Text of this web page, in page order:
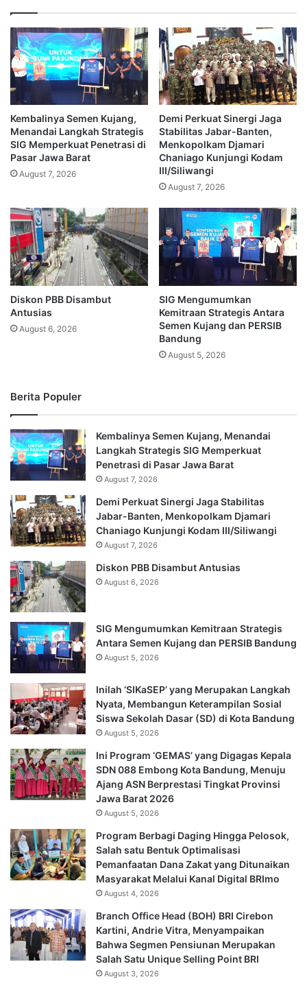
Kembalinya Semen Kujang,
Menandai Langkah Strategis
SIG Memperkuat Penetrasi di
Pasar Jawa Barat
August 7, 2026
Demi Perkuat Sinergi Jaga
Stabilitas Jabar-Banten,
Menkopolkam Djamari
Chaniago Kunjungi Kodam
III/Siliwangi
August 7, 2026
Diskon PBB Disambut
Antusias
August 6, 2026
SIG Mengumumkan
Kemitraan Strategis Antara
Semen Kujang dan PERSIB
Bandung
August 5, 2026
Berita Populer
Kembalinya Semen Kujang, Menandai
Langkah Strategis SIG Memperkuat
Penetrasi di Pasar Jawa Barat
August 7, 2026
Demi Perkuat Sinergi Jaga Stabilitas
Jabar-Banten, Menkopolkam Djamari
Chaniago Kunjungi Kodam III/Siliwangi
August 7, 2026
Diskon PBB Disambut Antusias
August 6, 2026
SIG Mengumumkan Kemitraan Strategis
Antara Semen Kujang dan PERSIB Bandung
August 5, 2026
Inilah ‘SIKaSEP’ yang Merupakan Langkah
Nyata, Membangun Keterampilan Sosial
Siswa Sekolah Dasar (SD) di Kota Bandung
August 5, 2026
Ini Program ‘GEMAS’ yang Digagas Kepala
SDN 088 Embong Kota Bandung, Menuju
Ajang ASN Berprestasi Tingkat Provinsi
Jawa Barat 2026
August 5, 2026
Program Berbagi Daging Hingga Pelosok,
Salah satu Bentuk Optimalisasi
Pemanfaatan Dana Zakat yang Ditunaikan
Masyarakat Melalui Kanal Digital BRImo
August 4, 2026
Branch Office Head (BOH) BRI Cirebon
Kartini, Andrie Vitra, Menyampaikan
Bahwa Segmen Pensiunan Merupakan
Salah Satu Unique Selling Point BRI
August 3, 2026